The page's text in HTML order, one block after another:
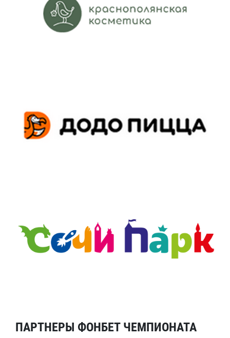
ПАРТНЕРЫ ФОНБЕТ ЧЕМПИОНАТА